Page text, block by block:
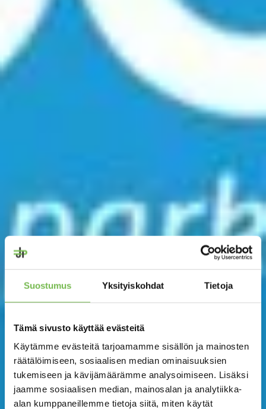
Suostumus Yksityiskohdat Tietoja
Tämä sivusto käyttää evästeitä
Käytämme evästeitä tarjoamamme sisällön ja mainosten
räätälöimiseen, sosiaalisen median ominaisuuksien
tukemiseen ja kävijämäärämme analysoimiseen. Lisäksi
jaamme sosiaalisen median, mainosalan ja analytiikka-
alan kumppaneillemme tietoja siitä, miten käytät